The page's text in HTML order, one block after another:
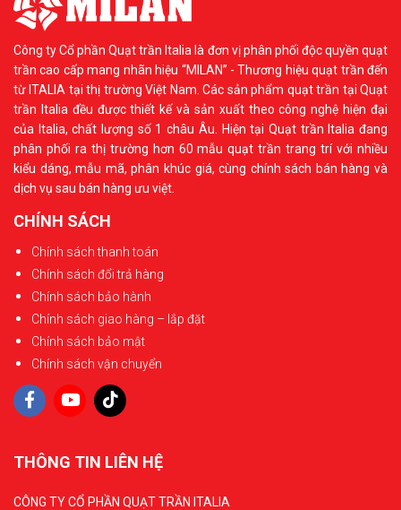
Công ty Cổ phần Quạt trần Italia là đơn vị phân phối độc quyền quạt
trần cao cấp mang nhãn hiệu “MILAN” - Thương hiệu quạt trần đến
từ ITALIA tại thị trường Việt Nam. Các sản phẩm quạt trần tại Quạt
trần Italia đều được thiết kế và sản xuất theo công nghệ hiện đại
của Italia, chất lượng số 1 châu Âu. Hiện tại Quạt trần Italia đang
phân phối ra thị trường hơn 60 mẫu quạt trần trang trí với nhiều
kiểu dáng, mẫu mã, phân khúc giá, cùng chính sách bán hàng và
dịch vụ sau bán hàng ưu việt.
CHÍNH SÁCH
Chính sách thanh toán
Chính sách đổi trả hàng
Chính sách bảo hành
Chính sách giao hàng – lắp đặt
Chính sách bảo mật
Chính sách vận chuyển
THÔNG TIN LIÊN HỆ
CÔNG TY CỔ PHẦN QUẠT TRẦN ITALIA